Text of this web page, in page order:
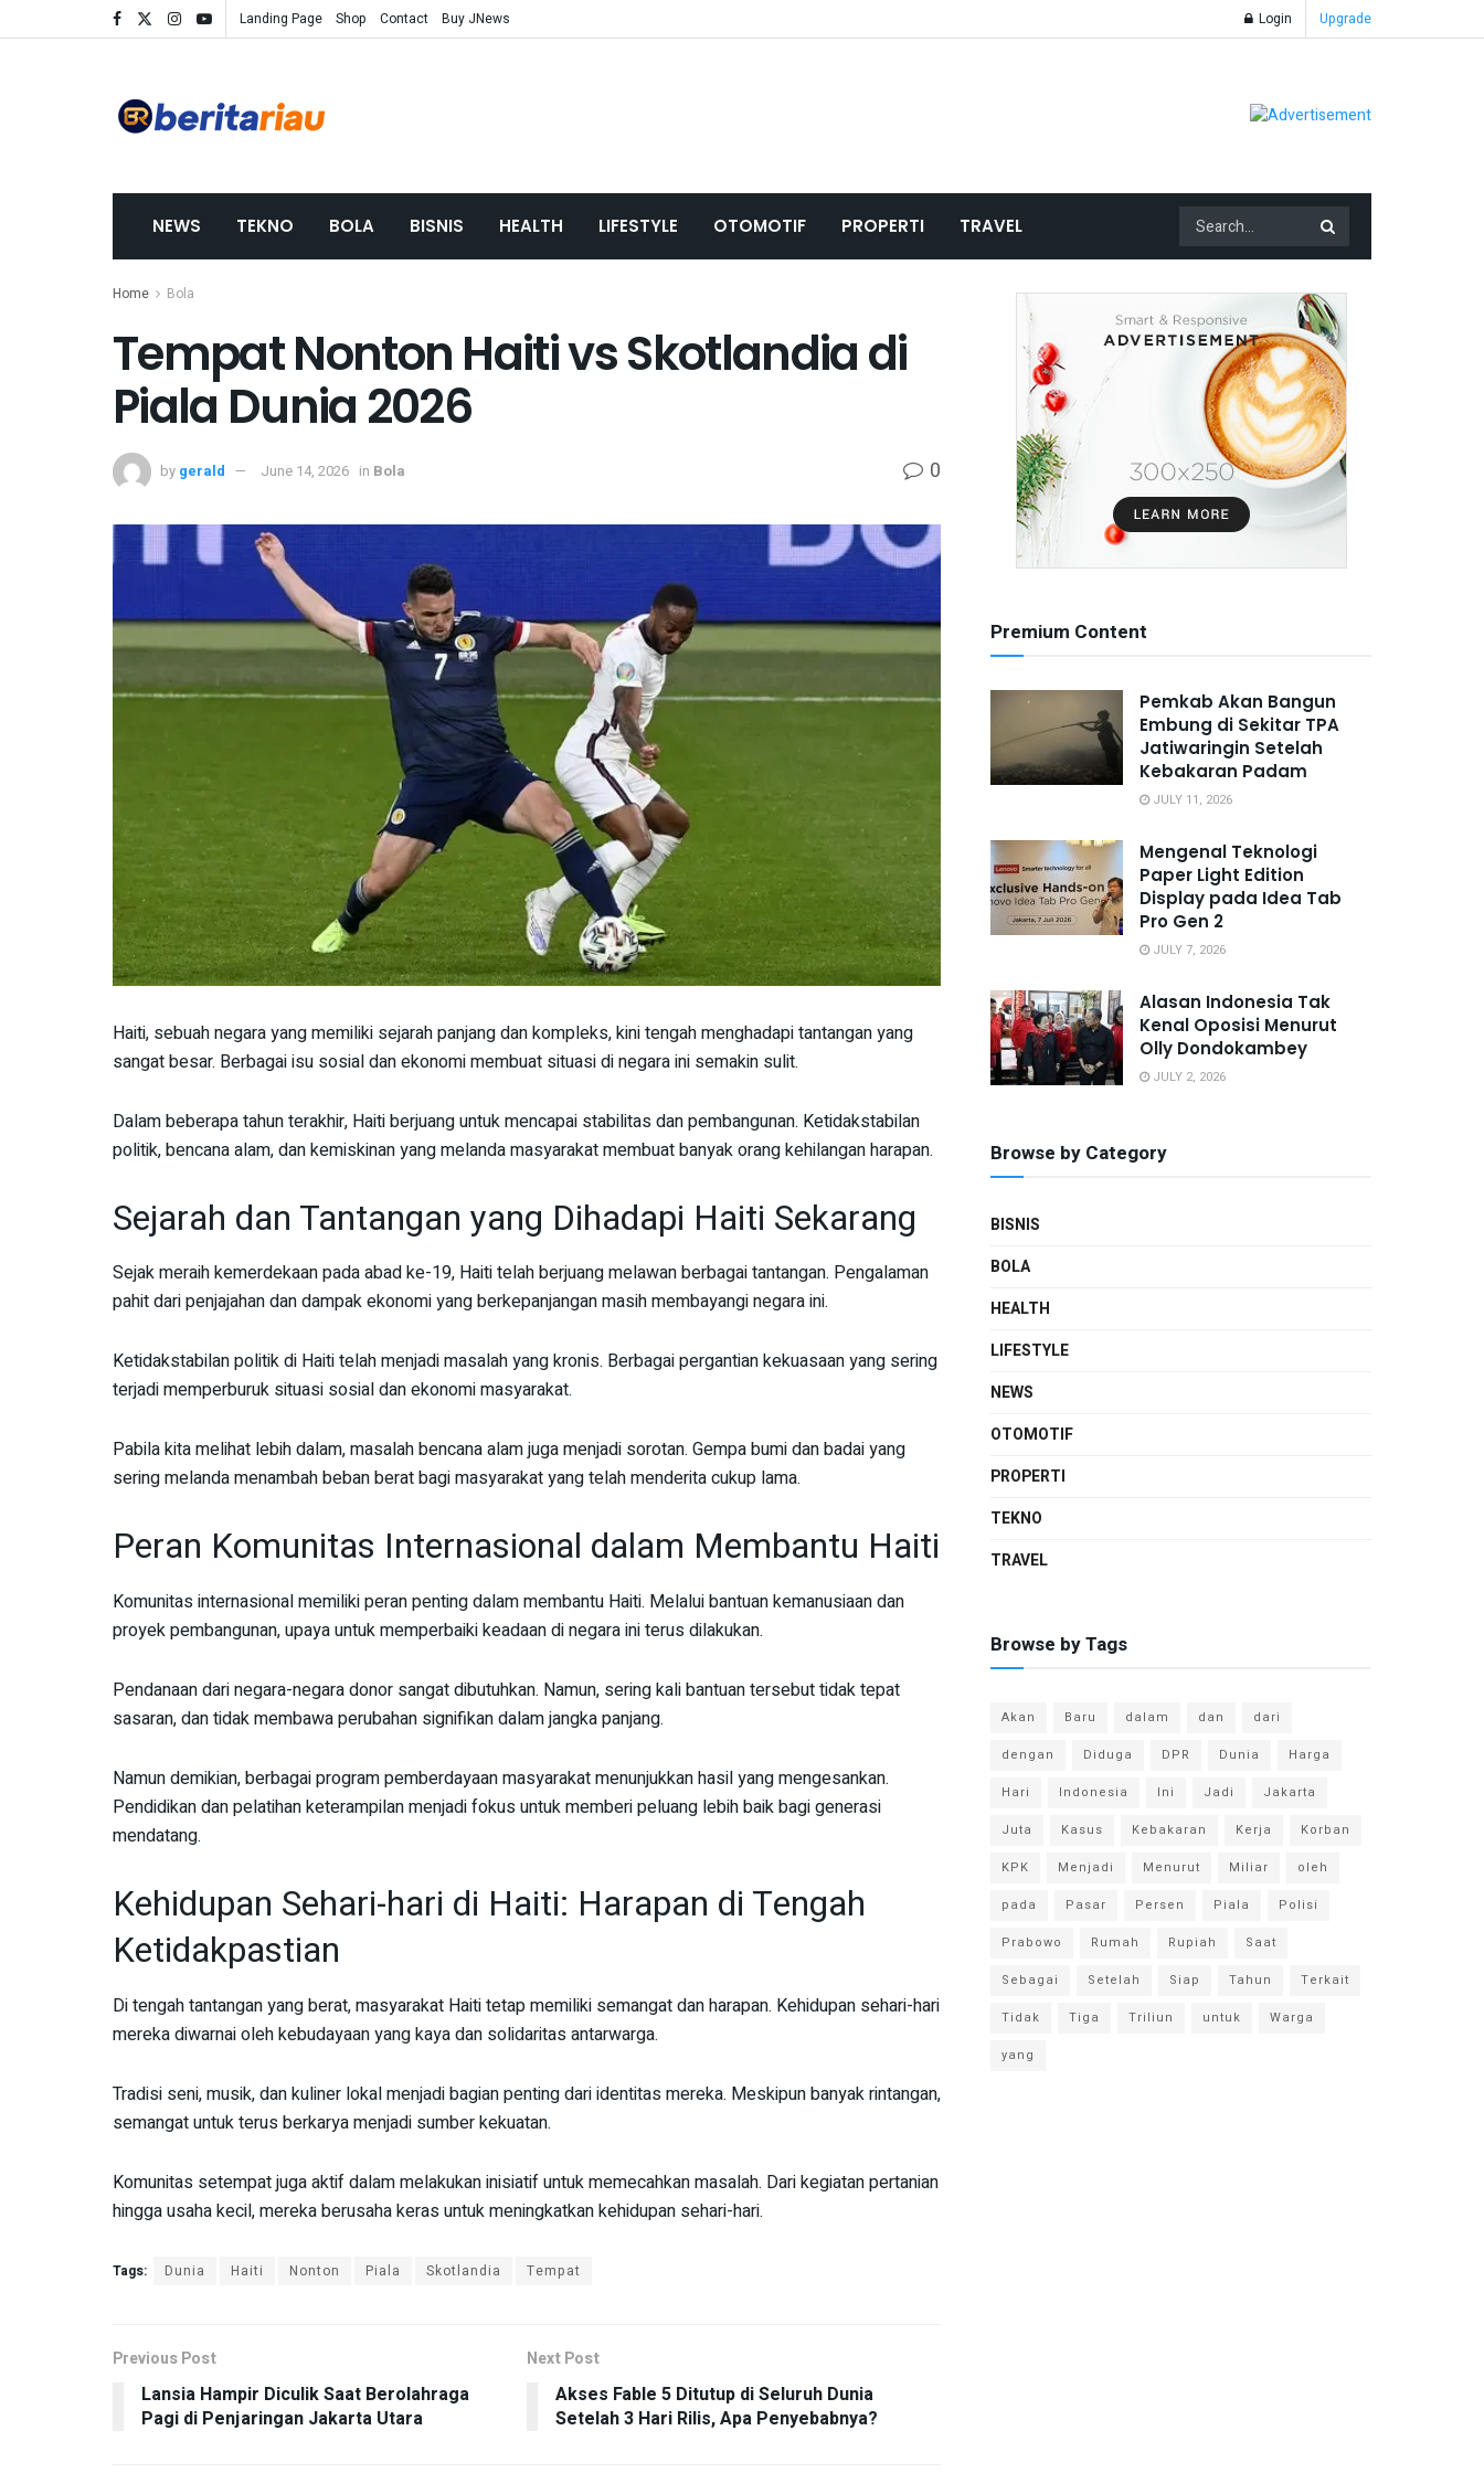
Landing Page Shop Contact Buy JNews Login Upgrade
NEWS TEKNO BOLA BISNIS HEALTH LIFESTYLE OTOMOTIF PROPERTI TRAVEL
Home Bola
Tempat Nonton Haiti vs Skotlandia di
Piala Dunia 2026
by gerald June 14, 2026 in Bola 0
Haiti, sebuah negara yang memiliki sejarah panjang dan kompleks, kini tengah menghadapi tantangan yang
sangat besar. Berbagai isu sosial dan ekonomi membuat situasi di negara ini semakin sulit.
Dalam beberapa tahun terakhir, Haiti berjuang untuk mencapai stabilitas dan pembangunan. Ketidakstabilan
politik, bencana alam, dan kemiskinan yang melanda masyarakat membuat banyak orang kehilangan harapan.
Sejarah dan Tantangan yang Dihadapi Haiti Sekarang
Sejak meraih kemerdekaan pada abad ke-19, Haiti telah berjuang melawan berbagai tantangan. Pengalaman
pahit dari penjajahan dan dampak ekonomi yang berkepanjangan masih membayangi negara ini.
Ketidakstabilan politik di Haiti telah menjadi masalah yang kronis. Berbagai pergantian kekuasaan yang sering
terjadi memperburuk situasi sosial dan ekonomi masyarakat.
Pabila kita melihat lebih dalam, masalah bencana alam juga menjadi sorotan. Gempa bumi dan badai yang
sering melanda menambah beban berat bagi masyarakat yang telah menderita cukup lama.
Peran Komunitas Internasional dalam Membantu Haiti
Komunitas internasional memiliki peran penting dalam membantu Haiti. Melalui bantuan kemanusiaan dan
proyek pembangunan, upaya untuk memperbaiki keadaan di negara ini terus dilakukan.
Pendanaan dari negara-negara donor sangat dibutuhkan. Namun, sering kali bantuan tersebut tidak tepat
sasaran, dan tidak membawa perubahan signifikan dalam jangka panjang.
Namun demikian, berbagai program pemberdayaan masyarakat menunjukkan hasil yang mengesankan.
Pendidikan dan pelatihan keterampilan menjadi fokus untuk memberi peluang lebih baik bagi generasi
mendatang.
Kehidupan Sehari-hari di Haiti: Harapan di Tengah
Ketidakpastian
Di tengah tantangan yang berat, masyarakat Haiti tetap memiliki semangat dan harapan. Kehidupan sehari-hari
mereka diwarnai oleh kebudayaan yang kaya dan solidaritas antarwarga.
Tradisi seni, musik, dan kuliner lokal menjadi bagian penting dari identitas mereka. Meskipun banyak rintangan,
semangat untuk terus berkarya menjadi sumber kekuatan.
Komunitas setempat juga aktif dalam melakukan inisiatif untuk memecahkan masalah. Dari kegiatan pertanian
hingga usaha kecil, mereka berusaha keras untuk meningkatkan kehidupan sehari-hari.
Tags: Dunia Haiti Nonton Piala Skotlandia Tempat
Previous Post
Lansia Hampir Diculik Saat Berolahraga
Pagi di Penjaringan Jakarta Utara
Next Post
Akses Fable 5 Ditutup di Seluruh Dunia
Setelah 3 Hari Rilis, Apa Penyebabnya?
Premium Content
Pemkab Akan Bangun
Embung di Sekitar TPA
Jatiwaringin Setelah
Kebakaran Padam
JULY 11, 2026
Mengenal Teknologi
Paper Light Edition
Display pada Idea Tab
Pro Gen 2
JULY 7, 2026
Alasan Indonesia Tak
Kenal Oposisi Menurut
Olly Dondokambey
JULY 2, 2026
Browse by Category
BISNIS
BOLA
HEALTH
LIFESTYLE
NEWS
OTOMOTIF
PROPERTI
TEKNO
TRAVEL
Browse by Tags
Akan Baru dalam dan
dari
dengan
Diduga DPR Dunia
Harga
Hari
Indonesia Ini Jadi
Jakarta
Juta
Kasus Kebakaran Kerja
Korban
KPK
Menjadi Menurut Miliar
oleh
pada
Pasar Persen Piala
Polisi
Prabowo
Rumah Rupiah
Saat
Sebagai
Setelah Siap Tahun
Terkait
Tidak
Tiga Triliun untuk
Warga
yang